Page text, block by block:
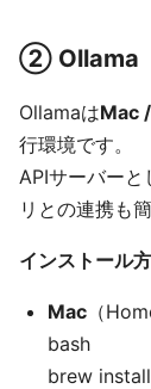
② Ollama
OllamaはMac
行環境です。
APIサーバー
リとの連携も簡
インストール
Mac （
bash
brew